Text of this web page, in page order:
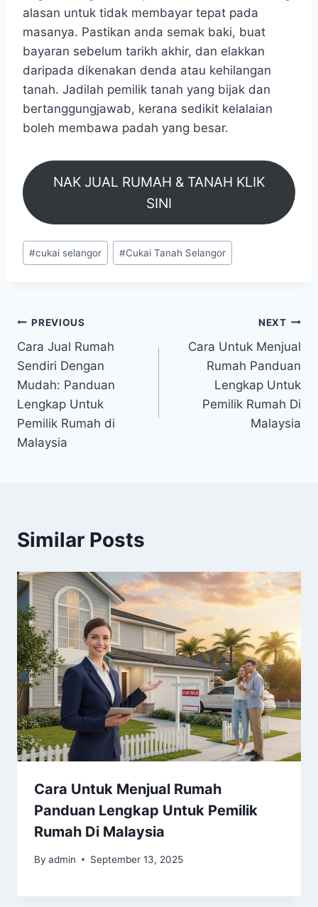
alasan untuk tidak membayar tepat pada
masanya. Pastikan anda semak baki, buat
bayaran sebelum tarikh akhir, dan elakkan
daripada dikenakan denda atau kehilangan
tanah. Jadilah pemilik tanah yang bijak dan
bertanggungjawab, kerana sedikit kelalaian
boleh membawa padah yang besar.
NAK JUAL RUMAH & TANAH KLIK
SINI
#cukai selangor #Cukai Tanah Selangor
PREVIOUS
Cara Jual Rumah
Sendiri Dengan
Mudah: Panduan
Lengkap Untuk
Pemilik Rumah di
Malaysia
NEXT
Cara Untuk Menjual
Rumah Panduan
Lengkap Untuk
Pemilik Rumah Di
Malaysia
Similar Posts
Cara Untuk Menjual Rumah
Panduan Lengkap Untuk Pemilik
Rumah Di Malaysia
By admin September 13, 2025